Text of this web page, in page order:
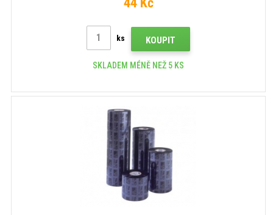
ks KOUPIT
SKLADEM MÉNĚ NEŽ 5 KS